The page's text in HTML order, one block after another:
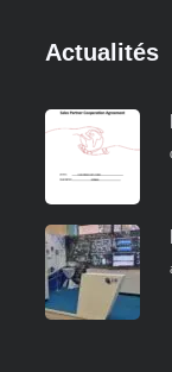
Actualités